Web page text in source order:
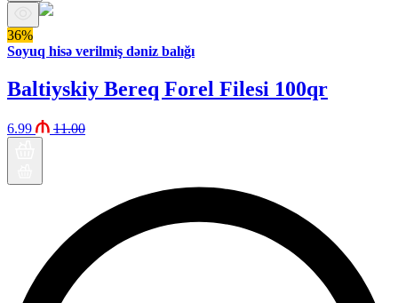
36%
Soyuq hisə verilmiş dəniz balığı
Baltiyskiy Bereq Forel Filesi 100qr
6.99 11.00